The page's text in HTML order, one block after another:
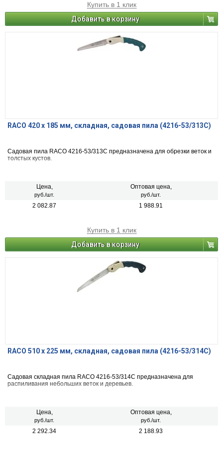
Купить в 1 клик
Добавить в корзину
RACO 420 x 185 мм, складная, садовая пила (4216-53/313C)
Садовая пила RACO 4216-53/313C предназначена для обрезки веток и
толстых кустов.
Цена,
руб./шт.
Оптовая цена,
руб./шт.
2 082.87 1 988.91
Купить в 1 клик
Добавить в корзину
RACO 510 x 225 мм, складная, садовая пила (4216-53/314C)
Садовая складная пила RACO 4216-53/314C предназначена для
распиливания небольших веток и деревьев.
Цена,
руб./шт.
Оптовая цена,
руб./шт.
2 292.34 2 188.93